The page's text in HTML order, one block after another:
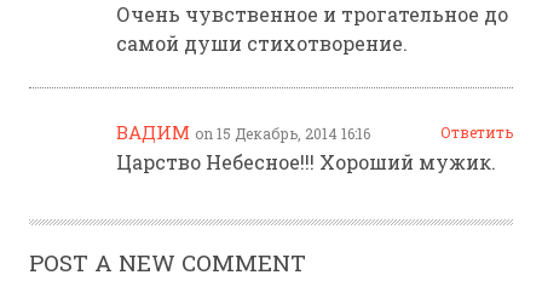
Очень чувственное и трогательное до
самой души стихотворение.
ВАДИМ on 15 Декабрь, 2014 16:16 Ответить
Царство Небесное!!! Хороший мужик.
POST A NEW COMMENT